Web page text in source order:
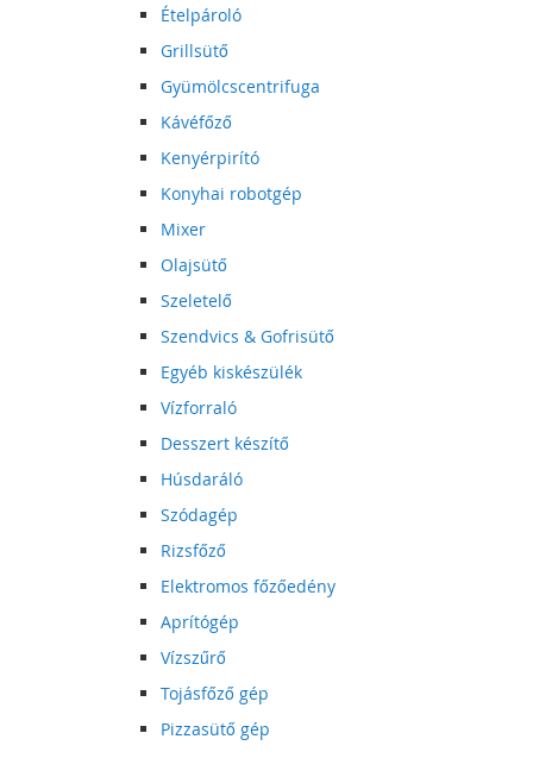
Ételpároló
Grillsütő
Gyümölcscentrifuga
Kávéfőző
Kenyérpirító
Konyhai robotgép
Mixer
Olajsütő
Szeletelő
Szendvics & Gofrisütő
Egyéb kiskészülék
Vízforraló
Desszert készítő
Húsdaráló
Szódagép
Rizsfőző
Elektromos főzőedény
Aprítógép
Vízszűrő
Tojásfőző gép
Pizzasütő gép